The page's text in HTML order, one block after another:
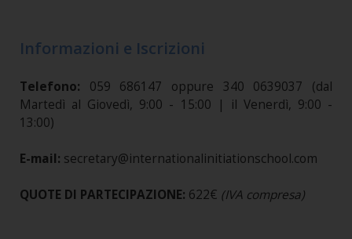
Informazioni e Iscrizioni
Telefono: 059 686147 oppure 340 0639037 (dal
Martedì al Giovedì, 9:00 - 15:00 | il Venerdì, 9:00 -
13:00)
E-mail: secretary@internationalinitiationschool.com
QUOTE DI PARTECIPAZIONE: 622€ (IVA compresa)